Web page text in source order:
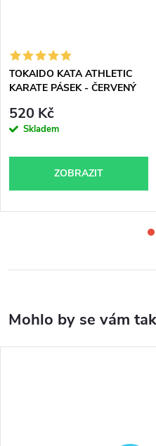
TOKAIDO KATA ATHLETIC
KARATE PÁSEK - ČERVENÝ
520 Kč
Skladem
ZOBRAZIT